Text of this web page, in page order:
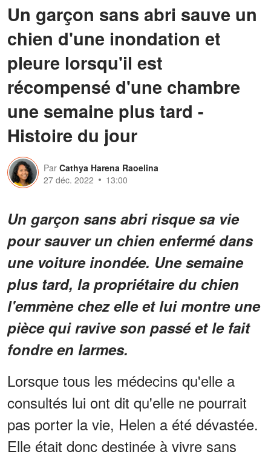
Un garçon sans abri sauve un
chien d'une inondation et
pleure lorsqu'il est
récompensé d'une chambre
une semaine plus tard -
Histoire du jour
Par Cathya Harena Raoelina
27 déc. 2022
13:00
Un garçon sans abri risque sa vie
pour sauver un chien enfermé dans
une voiture inondée. Une semaine
plus tard, la propriétaire du chien
l'emmène chez elle et lui montre une
pièce qui ravive son passé et le fait
fondre en larmes.
Lorsque tous les médecins qu'elle a
consultés lui ont dit qu'elle ne pourrait
pas porter la vie, Helen a été dévastée.
Elle était donc destinée à vivre sans